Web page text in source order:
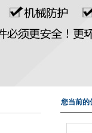
您当前的